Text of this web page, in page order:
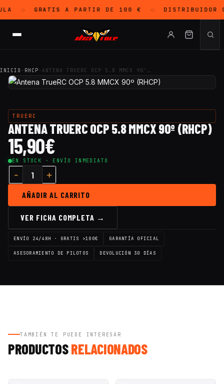
◇ GRATISA PARTIR DE 100 € ◇ DISTRIBUIDOR
INICIO · RHCP · ANTENA TRUERC OCP 5.8 MMCX 90º…
TRUERC
ANTENA TRUERC OCP 5.8 MMCX 90º (RHCP)
15,90€
EN STOCK · ENVÍO INMEDIATO
AÑADIR AL CARRITO
VER FICHA COMPLETA →
ENVÍO 24/48H · GRATIS >100€ GARANTÍA OFICIAL
ASESORAMIENTO DE PILOTOS DEVOLUCIÓN 30 DÍAS
TAMBIÉN TE PUEDE INTERESAR
PRODUCTOSRELACIONADOS